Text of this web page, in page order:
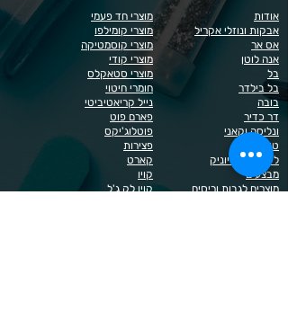
מוצרי חד פעמי
מוצרי קומילפו
מוצרי קוסמטיקה
מוצרי קודי
מוצרי סטאקלס
חומרי חיטוי
נייל קריאטיביטי
פארם פוט
פוטלוג'יקס
פצירות
קארט
קויו
קויו לק ג'ל
אודות
אבקות ונוזלי אקריל
אס אר
אנה לוטן
בל
בל בילדר
בובה
דר כדיר
ונליסה וקאני
טופ / בייס
לק רגיל לה יוניק
מבצעים
מוצרים לגבות וריסים